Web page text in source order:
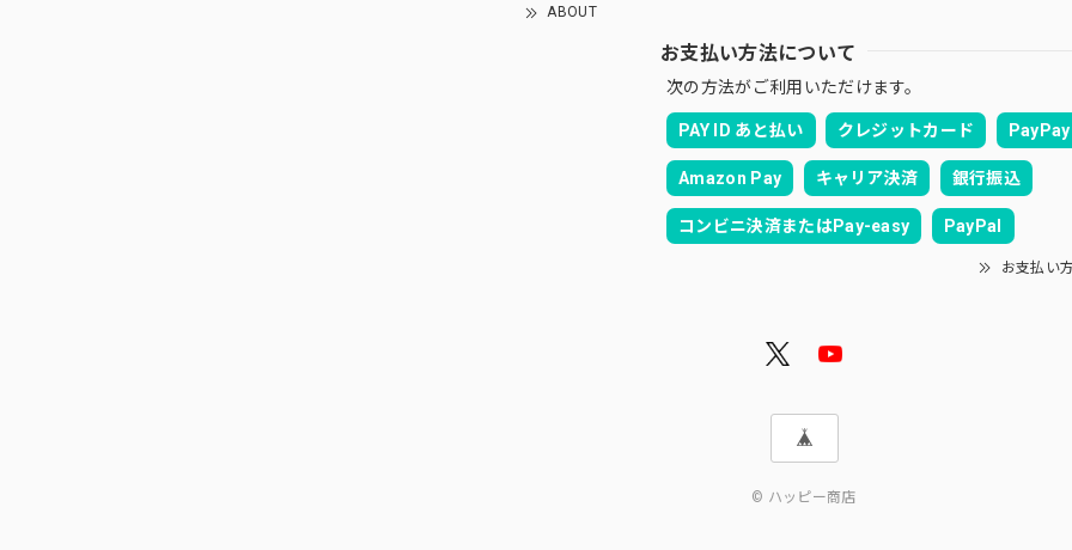
ABOUT
お支払い方法について
次の方法がご利用いただけます。
PAY ID あと払い クレジットカード PayPay
Amazon Pay キャリア決済 銀行振込
コンビニ決済またはPay-easy PayPal
お支払い
© ハッピー商店